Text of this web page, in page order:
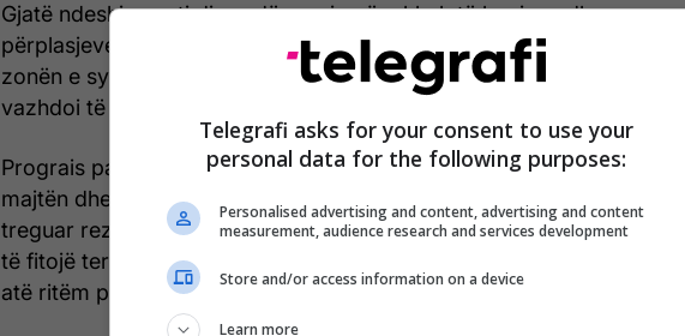
Gjatë ndeshjes pati disa ndërprerje për shkak të kapjeve dhe
përplasjeve me kokë, të cilat i shkaktuan edhe prerje Bennit në
zonën e syrit. Megjithatë, këto nuk ndikuan në ritmin e tij, pasi ai
vazhdoi të ishte më aktiv dhe më i saktë në goditje.
Prograis pati momente të izoluara ku arriti të godasë me të
majtën dhe të përfshihet në shkëmbime më të balancuara, duke
treguar rezistencë dhe përvojë. Në një fazë të ndeshjes, ai arriti
të fitojë terren dhe të japë shenja rikthimi, por nuk arriti ta ruajë
atë ritëm për kohë të gjatë.
Telegrafi asks for your consent to use your
personal data for the following purposes:
Personalised advertising and content, advertising and content
measurement, audience research and services development
Store and/or access information on a device
Learn more